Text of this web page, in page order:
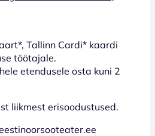
Tallinn Cardi* kaardi
töötajale.
etendusele osta kuni 2
liikmest erisoodustused.